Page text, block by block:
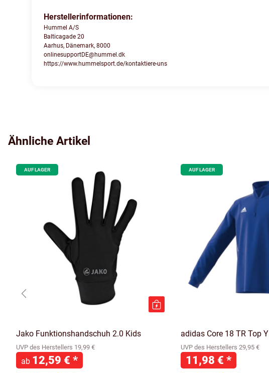
Herstellerinformationen:
Hummel A/S
Balticagade 20
Aarhus, Dänemark, 8000
onlinesupportDE@hummel.dk
https://www.hummelsport.de/kontaktiere-uns
Ähnliche Artikel
AUF LAGER
Jako Funktionshandschuh 2.0 Kids
UVP des Herstellers 19,99 €
ab 12,59 € *
AUF LAGER
adidas Core 18 TR Top Y
UVP des Herstellers 29,95 €
11,98 € *